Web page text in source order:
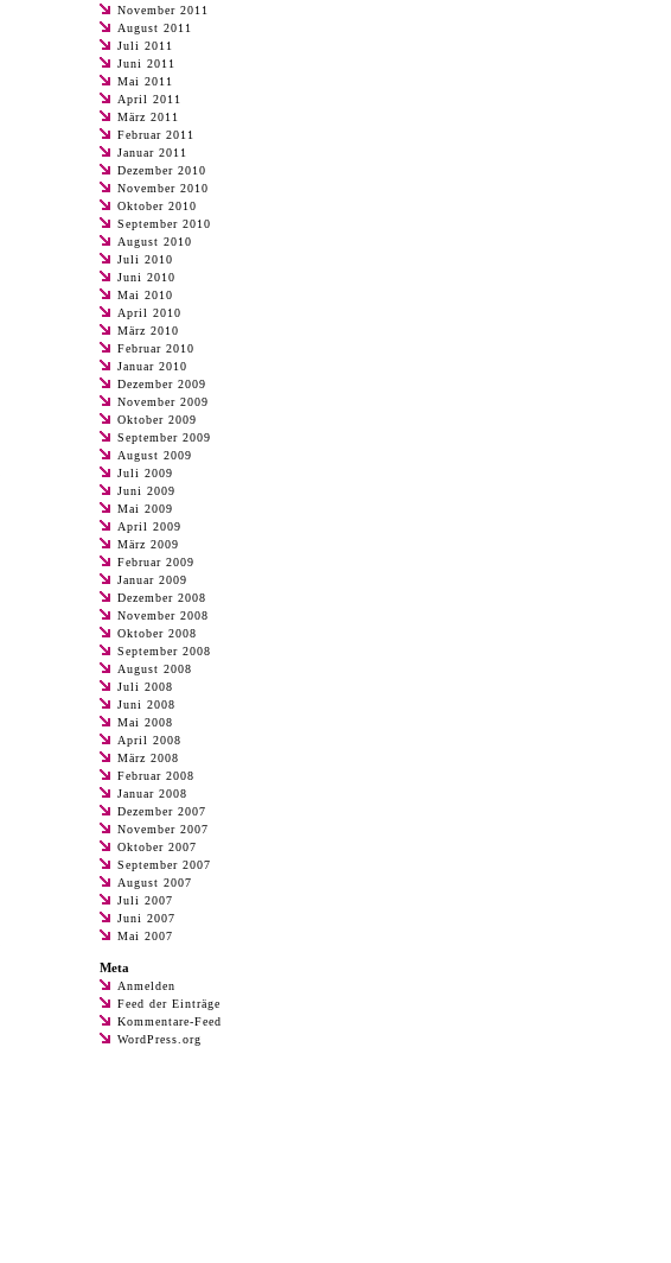
November 2011
August 2011
Juli 2011
Juni 2011
Mai 2011
April 2011
März 2011
Februar 2011
Januar 2011
Dezember 2010
November 2010
Oktober 2010
September 2010
August 2010
Juli 2010
Juni 2010
Mai 2010
April 2010
März 2010
Februar 2010
Januar 2010
Dezember 2009
November 2009
Oktober 2009
September 2009
August 2009
Juli 2009
Juni 2009
Mai 2009
April 2009
März 2009
Februar 2009
Januar 2009
Dezember 2008
November 2008
Oktober 2008
September 2008
August 2008
Juli 2008
Juni 2008
Mai 2008
April 2008
März 2008
Februar 2008
Januar 2008
Dezember 2007
November 2007
Oktober 2007
September 2007
August 2007
Juli 2007
Juni 2007
Mai 2007
Meta
Anmelden
Feed der Einträge
Kommentare-Feed
WordPress.org